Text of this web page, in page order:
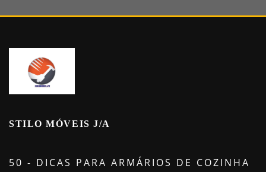
STILO MÓVEIS J/A
50 - DICAS PARA ARMÁRIOS DE COZINHA